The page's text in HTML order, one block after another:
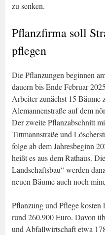
zu senken.
Pflanzfirma soll
pflegen
Die Pflanzungen beginnen
dauern bis Ende Februar
Arbeiter zunächst 15 Bäume
Alemannenstraße auf dem
Der zweite Pflanzabschnitt
Tittmannstraße und
folge ab dem Jahresbeginn
heißt es aus dem Rathaus.
Landschaftsbau“ werden
neuen Bäume auch noch
Pflanzung und Pflege kosten
rund 260.900 Euro. Davon
und Abfallwirtschaft etwa